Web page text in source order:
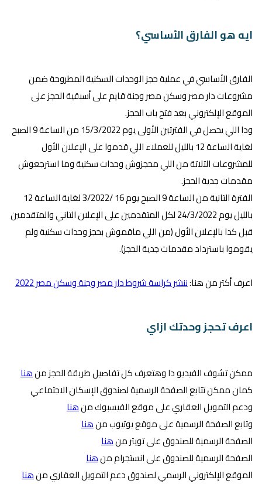
ايه هو الفارق الأساسي؟
الفارق الأساسي في عملية حجز الوحدات السكنية المطروحة ضمن
مشروعات دار مصر وسكن مصر وجنة قايم على أسبقية الحجز على
الموقع الإلكتروني بعد فتح باب الحجز.
ودا اللي يحصل في الفترتين الأولى يوم 15/3/2022 من الساعة 9 الصبح
لغاية الساعة 12 بالليل للعملاء اللي قدموا على الإعلان الأول
للمشروعات التلاتة من اللي محجزوش وحدات سكنية وما استرجعوش
مقدمات جدية الحجز.
الفترة التانية من الساعة 9 الصبح يوم 16 /3/2022 لغاية الساعة 12
بالليل يوم 24/3/2022 لكل المتقدمين على الإعلان التاني والمتقدمين
قبل كدا بالإعلان الأول (من اللي ماقموش بحجز وحدات سكنية ولم
يقوموا باسترداد مقدمات جدية الحجز).
اعرف أكتر من هنا:ننشر كراسة شروط دار مصر وجنة وسكن مصر 2022
اعرف تحجز وحدتك ازاي
ممكن تشوف الفيديو دا وهتعرف كل تفاصيل طريقة الحجز منهنا
كمان ممكن تتابع الصفحة الرسمية لصندوق الإسكان الاجتماعي
ودعم التمويل العقاري على موقع الفيسبوك منهنا
وتابع الصفحة الرسمية على موقع يوتيوب منهنا
الصفحة الرسمية للصندوق على تويتر منهنا
الصفحة الرسمية للصندوق على انستجرام منهنا
الموقع الإلكتروني الرسمي لصندوق دعم التمويل العقاري منهنا